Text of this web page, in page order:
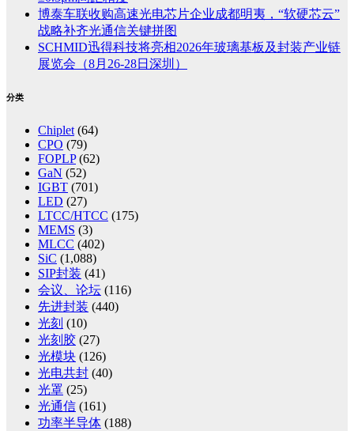
博泰车联收购高速光电芯片企业成都明夷，“软硬芯云”
战略补齐光通信关键拼图
SCHMID迅得科技将亮相2026年玻璃基板及封装产业链
展览会（8月26-28日深圳）
分类
Chiplet (64)
CPO (79)
FOPLP(62)
GaN (52)
IGBT (701)
LED (27)
LTCC/HTCC (175)
MEMS (3)
MLCC (402)
SiC (1,088)
SIP封装 (41)
会议、论坛 (116)
先进封装 (440)
光刻 (10)
光刻胶 (27)
光模块 (126)
光电共封 (40)
光罩 (25)
光通信 (161)
功率半导体 (188)